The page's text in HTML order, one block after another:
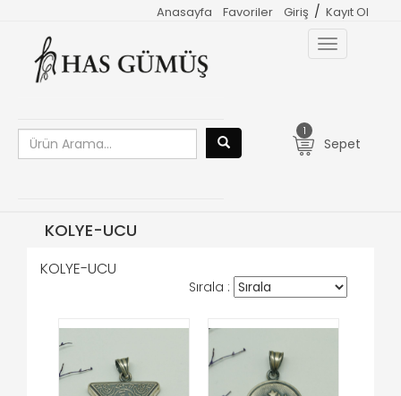
Giriş / Kayıt Ol
Favoriler
Anasayfa
Toggle
navigation
1
Sepet
KOLYE-UCU
KOLYE-UCU
Sırala :